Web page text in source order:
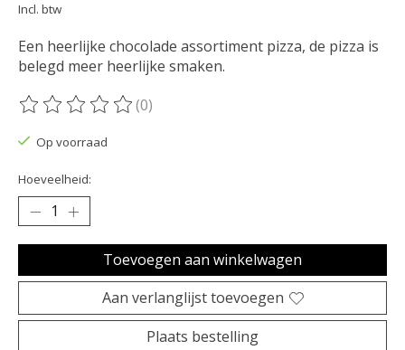
Incl. btw
Een heerlijke chocolade assortiment pizza, de pizza is
belegd meer heerlijke smaken.
De beoordeling van dit product is
(0)
Op voorraad
Hoeveelheid:
Toevoegen aan winkelwagen
Aan verlanglijst toevoegen
Plaats bestelling